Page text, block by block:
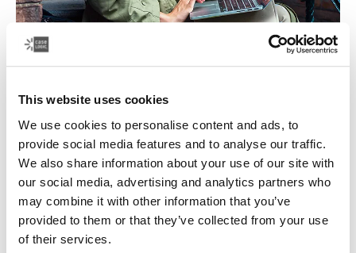
This website uses cookies
We use cookies to personalise content and ads, to
provide social media features and to analyse our traffic.
We also share information about your use of our site with
our social media, advertising and analytics partners who
may combine it with other information that you’ve
provided to them or that they’ve collected from your use
of their services.
Bolsos para computadora portátil
Nuestros elegantes y duraderos bolsos para
computadora portátil están diseñados para mantener
todo organizado. Ya sea que estés de viaje o trabajando